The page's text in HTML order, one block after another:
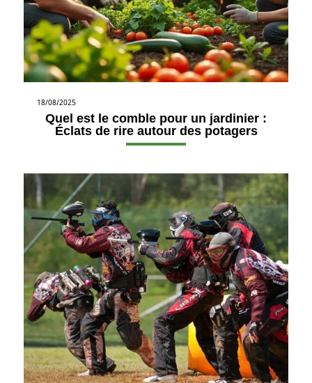
18/08/2025
Quel est le comble pour un jardinier :
Éclats de rire autour des potagers